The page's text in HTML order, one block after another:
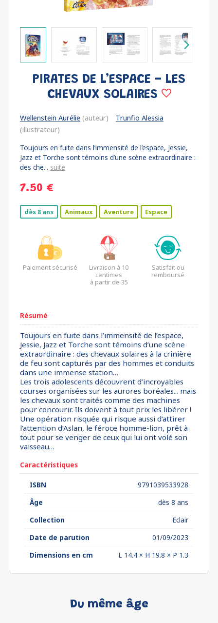
PIRATES DE L’ESPACE - LES
CHEVAUX SOLAIRES
Wellenstein Aurélie (auteur)
Trunfio Alessia
(illustrateur)
Toujours en fuite dans l’immensité de l’espace, Jessie,
Jazz et Torche sont témoins d’une scène extraordinaire :
des che... suite
7.50 €
dès 8 ans Animaux Aventure Espace
Paiement sécurisé
Livraison à 10
centimes
à partir de 35
Satisfait ou
remboursé
Résumé
Toujours en fuite dans l’immensité de l’espace,
Jessie, Jazz et Torche sont témoins d’une scène
extraordinaire : des chevaux solaires à la crinière
de feu sont capturés par des hommes et conduits
dans une immense station…
Les trois adolescents découvrent d’incroyables
courses organisées sur les aurores boréales... mais
les chevaux sont traités comme des machines
pour concourir. Ils doivent à tout prix les libérer !
Une opération risquée qui risque aussi d’attirer
l’attention d’Aslan, le féroce homme-lion, prêt à
tout pour se venger de ceux qui lui ont volé son
vaisseau…
Caractéristiques
ISBN
9791039533928
Âge
dès 8 ans
Collection
Eclair
Date de parution
01/09/2023
Dimensions en cm
L 14.4 × H 19.8 × P 1.3
Du même âge